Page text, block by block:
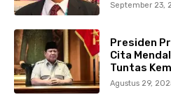
September 23,
Presiden
Cita
Tuntas
Agustus 29,